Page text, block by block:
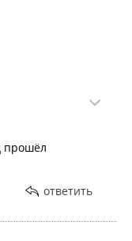
прошёл
ответить